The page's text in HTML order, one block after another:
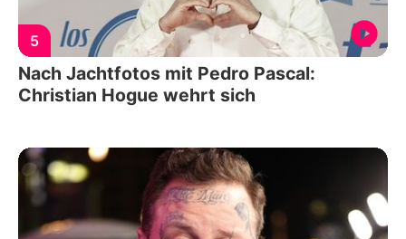
5
Nach Jachtfotos mit Pedro Pascal:
Christian Hogue wehrt sich